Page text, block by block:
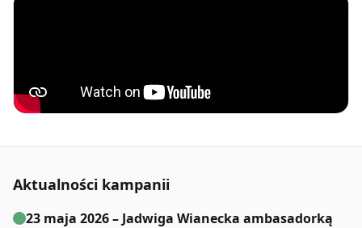
Aktualności kampanii
23 maja 2026 – Jadwiga Wianecka ambasadorką